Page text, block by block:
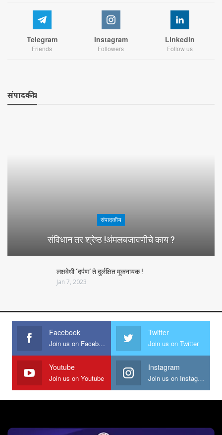
Telegram
Friends
Instagram
Followers
Linkedin
Follow us
संपादकीय
संपादकीय
संविधान तर श्रेष्ठ !अंमलबजावणीचे काय ?
लक्षवेधी ‘दर्पण’ ते दुर्लक्षित मूकनायक !
Jan 7, 2023
Facebook
Join us on Facebook
Twitter
Join us on Twitter
Youtube
Join us on Youtube
Instagram
Join us on Instagram